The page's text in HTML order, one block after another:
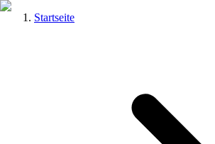
Startseite